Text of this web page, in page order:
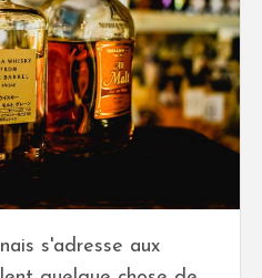
s'adresse aux